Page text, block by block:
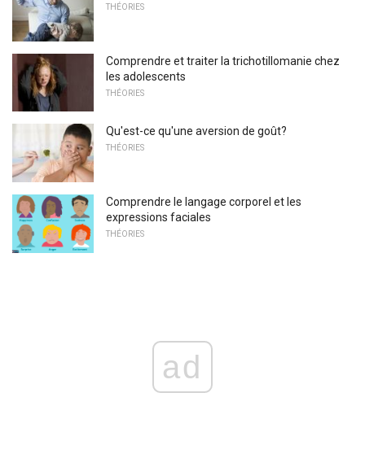
THÉORIES
Comprendre et traiter la trichotillomanie chez
les adolescents
THÉORIES
Qu'est-ce qu'une aversion de goût?
THÉORIES
Comprendre le langage corporel et les
expressions faciales
THÉORIES
ad